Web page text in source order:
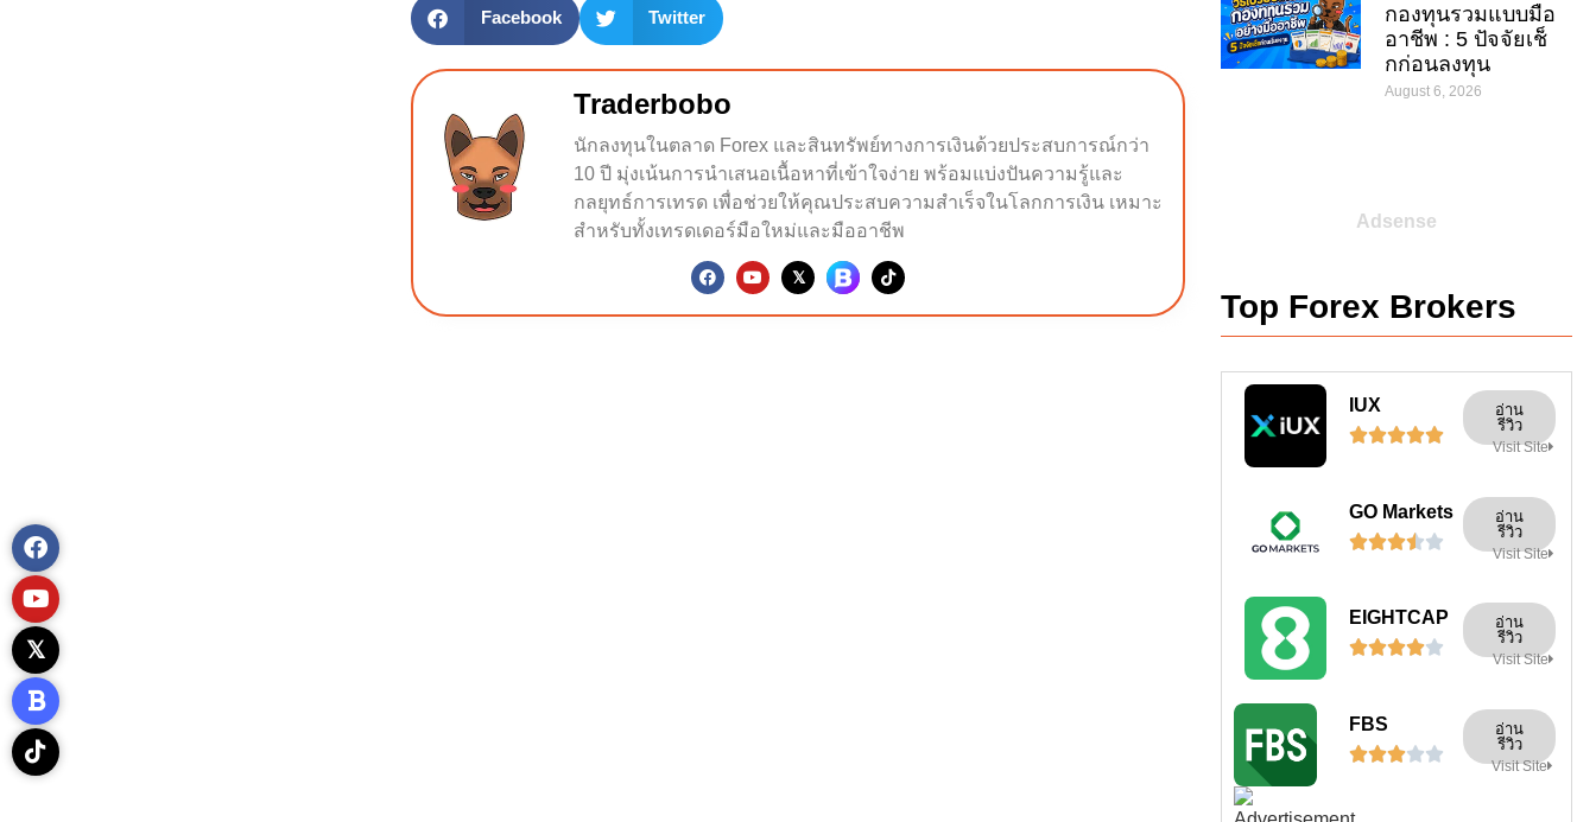
Facebook Twitter
Traderbobo
นักลงทุนในตลาด Forex และสินทรัพย์ทางการเงินด้วยประสบการณ์กว่า
10 ปี มุ่งเน้นการนำเสนอเนื้อหาที่เข้าใจง่าย พร้อมแบ่งปันความรู้และ
กลยุทธ์การเทรด เพื่อช่วยให้คุณประสบความสำเร็จในโลกการเงิน เหมาะ
สำหรับทั้งเทรดเดอร์มือใหม่และมืออาชีพ
กองทุนรวมแบบมือ
อาชีพ : 5 ปัจจัยเช็
กก่อนลงทุน
August 6, 2026
Adsense
Top Forex Brokers
IUX

อ่าน
รีวิว
Visit Site
GO Markets

อ่าน
รีวิว
Visit Site
EIGHTCAP

อ่าน
รีวิว
Visit Site
FBS

อ่าน
รีวิว
Visit Site